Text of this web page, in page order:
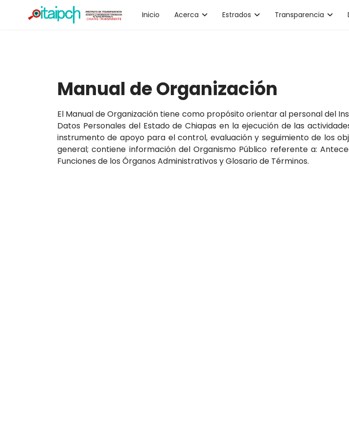
Inicio Acerca Estrados Transparencia
Manual de Organización
El Manual de Organización tiene como propósito orientar al personal del
Datos Personales del Estado de Chiapas en la ejecución de las
instrumento de apoyo para el control, evaluación y seguimiento de los
general; contiene información del Organismo Público referente a:
Funciones de los Órganos Administrativos y Glosario de Términos.